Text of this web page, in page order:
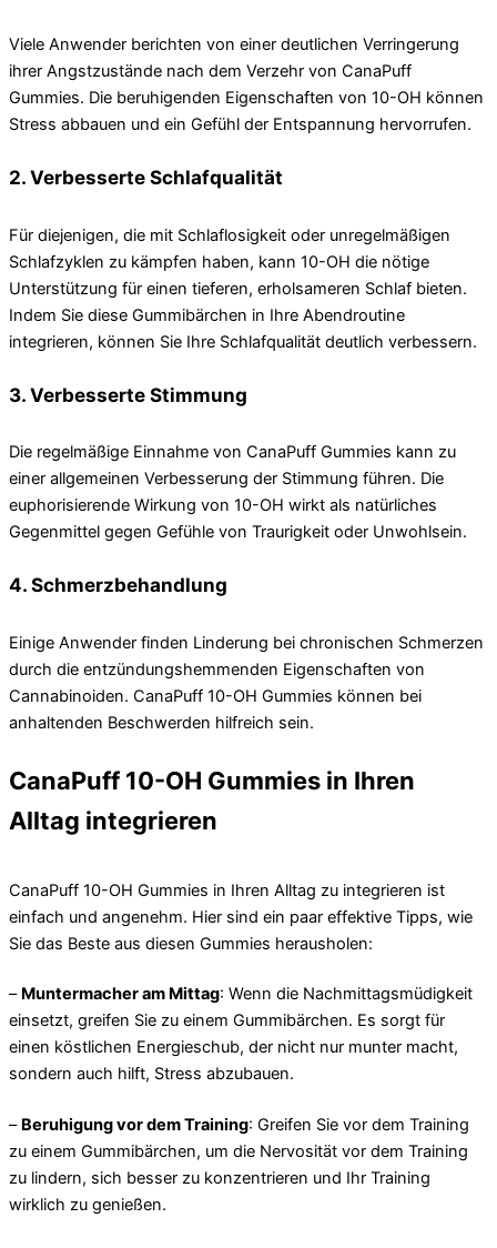
Viele Anwender berichten von einer deutlichen Verringerung
ihrer Angstzustände nach dem Verzehr von CanaPuff
Gummies. Die beruhigenden Eigenschaften von 10-OH können
Stress abbauen und ein Gefühl der Entspannung hervorrufen.
2. Verbesserte Schlafqualität
Für diejenigen, die mit Schlaflosigkeit oder unregelmäßigen
Schlafzyklen zu kämpfen haben, kann 10-OH die nötige
Unterstützung für einen tieferen, erholsameren Schlaf bieten.
Indem Sie diese Gummibärchen in Ihre Abendroutine
integrieren, können Sie Ihre Schlafqualität deutlich verbessern.
3. Verbesserte Stimmung
Die regelmäßige Einnahme von CanaPuff Gummies kann zu
einer allgemeinen Verbesserung der Stimmung führen. Die
euphorisierende Wirkung von 10-OH wirkt als natürliches
Gegenmittel gegen Gefühle von Traurigkeit oder Unwohlsein.
4. Schmerzbehandlung
Einige Anwender finden Linderung bei chronischen Schmerzen
durch die entzündungshemmenden Eigenschaften von
Cannabinoiden. CanaPuff 10-OH Gummies können bei
anhaltenden Beschwerden hilfreich sein.
CanaPuff 10-OH Gummies in Ihren
Alltag integrieren
CanaPuff 10-OH Gummies in Ihren Alltag zu integrieren ist
einfach und angenehm. Hier sind ein paar effektive Tipps, wie
Sie das Beste aus diesen Gummies herausholen:
– Muntermacher am Mittag: Wenn die Nachmittagsmüdigkeit
einsetzt, greifen Sie zu einem Gummibärchen. Es sorgt für
einen köstlichen Energieschub, der nicht nur munter macht,
sondern auch hilft, Stress abzubauen.
– Beruhigung vor dem Training: Greifen Sie vor dem Training
zu einem Gummibärchen, um die Nervosität vor dem Training
zu lindern, sich besser zu konzentrieren und Ihr Training
wirklich zu genießen.